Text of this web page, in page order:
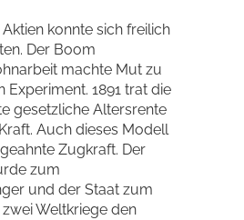
Aktien konnte sich freilich
Der Boom
machte Mut zu
Experiment. 1891 trat die
gesetzliche Altersrente
Auch dieses Modell
Zugkraft. Der
zum
und der Staat zum
Weltkriege den